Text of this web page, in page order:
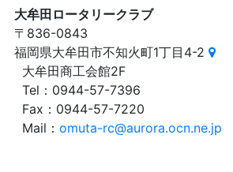
大牟田ロータリークラブ
〒836-0843
福岡県大牟田市不知火町1丁目4-2
大牟田商工会館2F
Tel：0944-57-7396
Fax：0944-57-7220
Mail：omuta-rc@aurora.ocn.ne.jp